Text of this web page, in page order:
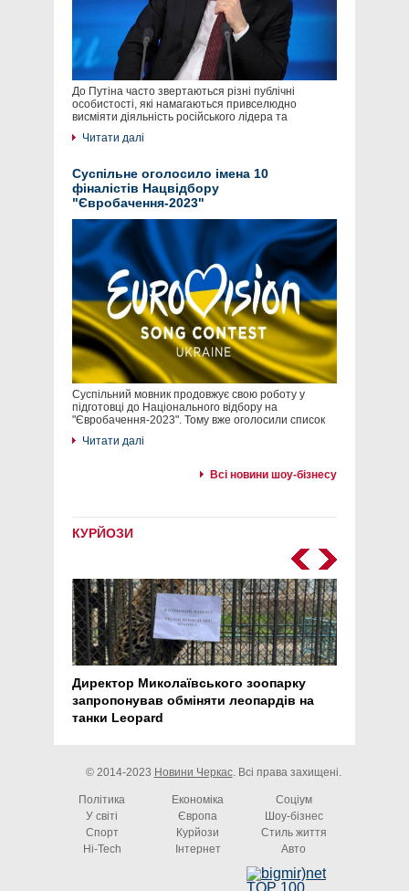
До Путіна часто звертаються різні публічні
особистості, які намагаються привселюдно
висміяти діяльність російського лідера та
Читати далі
Суспільне оголосило імена 10
фіналістів Нацвідбору
"Євробачення-2023"
Суспільний мовник продовжує свою роботу у
підготовці до Національного відбору на
"Євробачення-2023". Тому вже оголосили список
Читати далі
Всі новини шоу-бізнесу
КУРЙОЗИ
Директор Миколаївського зоопарку
запропонував обміняти леопардів на
танки Leopard
© 2014-2023 Новини Черкас. Всі права захищені.
Політика Економіка
Соціум
У світі
Європа
Шоу-бізнес
Спорт
Курйози
Стиль життя
Hi-Tech
Інтернет Авто